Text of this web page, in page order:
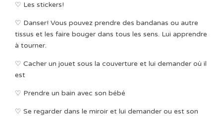
♡ Les stickers!
♡ Danser! Vous pouvez prendre des bandanas ou autre
tissus et les faire bouger dans tous les sens. Lui apprendre
à tourner.
♡ Cacher un jouet sous la couverture et lui demander où il
est
♡ Prendre un bain avec son bébé
♡ Se regarder dans le miroir et lui demander ou est son